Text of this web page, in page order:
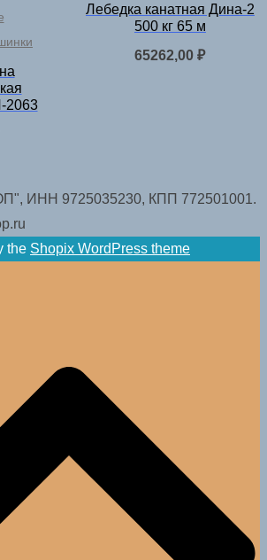
2063
Лебедка канатная Дина-2
500 кг 65 м
65262,00₽
ИНН 9725035230, КПП 772501001.
the Shopix WordPress theme